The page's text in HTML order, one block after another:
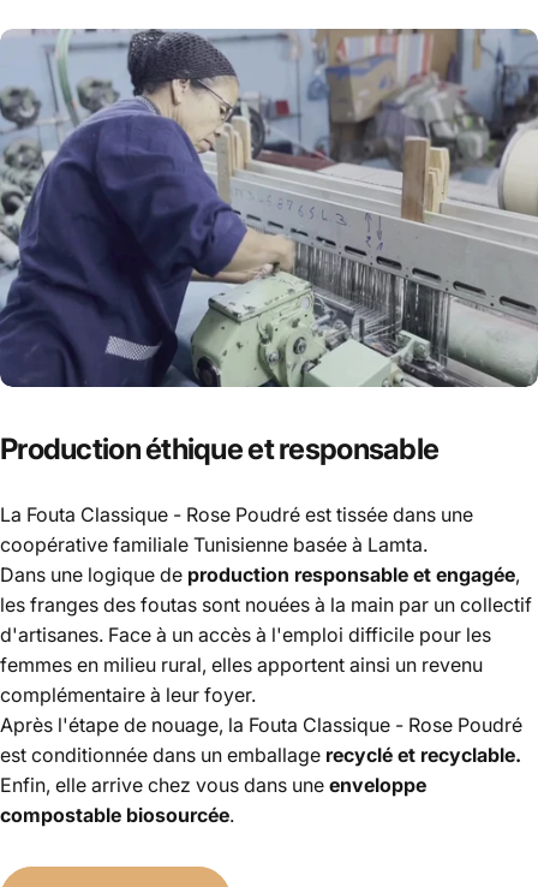
Productionéthique et responsable
La Fouta Classique - Rose Poudré est tissée dans une
coopérative familiale Tunisienne basée à Lamta.
Dans une logique de production responsable et engagée,
les franges des foutas sont nouées à la main par un collectif
d'artisanes. Face à un accès à l'emploi difficile pour les
femmes en milieu rural, elles apportent ainsi un revenu
complémentaire à leur foyer.
Après l'étape de nouage, la Fouta Classique - Rose Poudré
est conditionnée dans un emballage recyclé et recyclable.
Enfin, elle arrive chez vous dans une enveloppe
compostable biosourcée.